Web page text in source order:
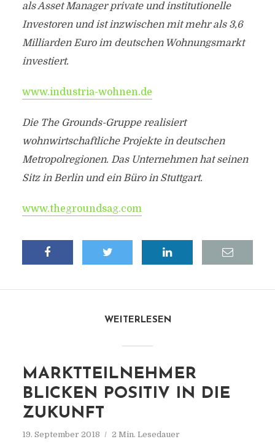
als Asset Manager private und institutionelle
Investoren und ist inzwischen mit mehr als 3,6
Milliarden Euro im deutschen Wohnungsmarkt
investiert.
www.industria-wohnen.de
Die The Grounds-Gruppe realisiert
wohnwirtschaftliche Projekte in deutschen
Metropolregionen. Das Unternehmen hat seinen
Sitz in Berlin und ein Büro in Stuttgart.
www.thegroundsag.com
WEITERLESEN
MARKTTEILNEHMER
BLICKEN POSITIV IN DIE
ZUKUNFT
19. September 2018 2 Min. Lesedauer